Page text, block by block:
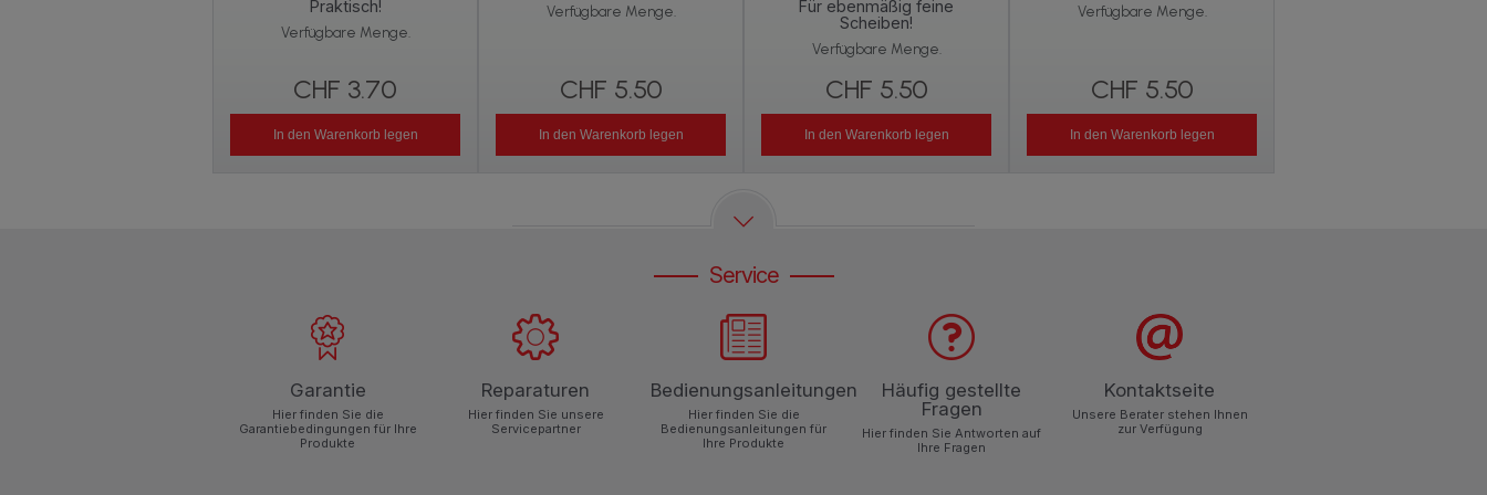
Praktisch!
Verfügbare Menge.
CHF 3.70
In den Warenkorb legen
Verfügbare Menge.
CHF 5.50
In den Warenkorb legen
Für ebenmäßig feine
Scheiben!
Verfügbare Menge.
CHF 5.50
In den Warenkorb legen
Verfügbare Menge.
CHF 5.50
In den Warenkorb legen
Service
Garantie
Hier finden Sie die
Garantiebedingungen für Ihre
Produkte
Reparaturen
Hier finden Sie unsere
Servicepartner
Bedienungsanleitungen
Hier finden Sie die
Bedienungsanleitungen für
Ihre Produkte
Häufig gestellte
Fragen
Hier finden Sie Antworten auf
Ihre Fragen
Kontaktseite
Unsere Berater stehen Ihnen
zur Verfügung